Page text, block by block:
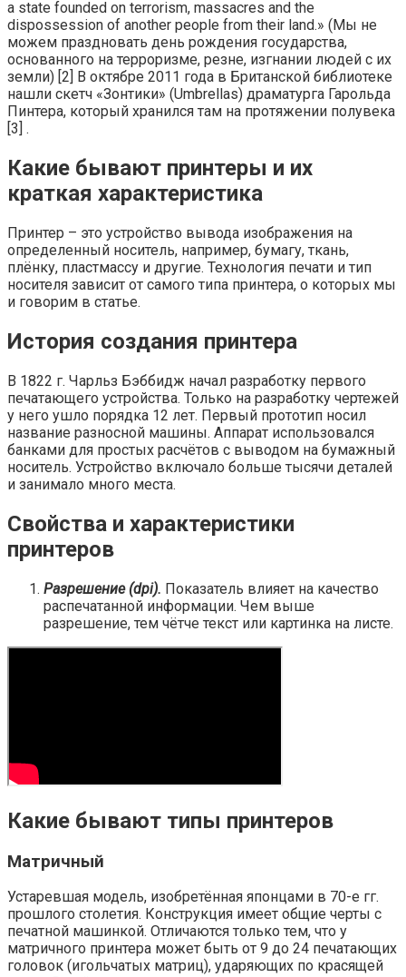
a state founded on terrorism, massacres and the
dispossession of another people from their land.» (Мы не
можем праздновать день рождения государства,
основанного на терроризме, резне, изгнании людей с их
земли) [2] В октябре 2011 года в Британской библиотеке
нашли скетч «Зонтики» (Umbrellas) драматурга Гарольда
Пинтера, который хранился там на протяжении полувека
[3] .
Какие бывают принтеры и их
краткая характеристика
Принтер – это устройство вывода изображения на
определенный носитель, например, бумагу, ткань,
плёнку, пластмассу и другие. Технология печати и тип
носителя зависит от самого типа принтера, о которых мы
и говорим в статье.
История создания принтера
В 1822 г. Чарльз Бэббидж начал разработку первого
печатающего устройства. Только на разработку чертежей
у него ушло порядка 12 лет. Первый прототип носил
название разносной машины. Аппарат использовался
банками для простых расчётов с выводом на бумажный
носитель. Устройство включало больше тысячи деталей
и занимало много места.
Свойства и характеристики
принтеров
Разрешение (dpi). Показатель влияет на качество
распечатанной информации. Чем выше
разрешение, тем чётче текст или картинка на листе.
Какие бывают типы принтеров
Матричный
Устаревшая модель, изобретённая японцами в 70-е гг.
прошлого столетия. Конструкция имеет общие черты с
печатной машинкой. Отличаются только тем, что у
матричного принтера может быть от 9 до 24 печатающих
головок (игольчатых матриц), ударяющих по красящей